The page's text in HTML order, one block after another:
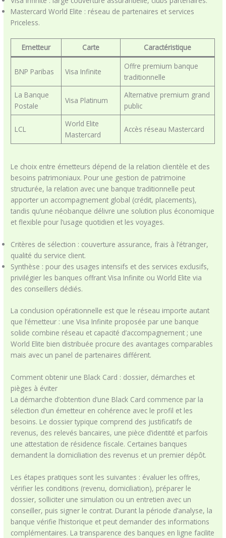
Mastercard World Elite : réseau de partenaires et services
Priceless.
Emetteur Carte Caractéristique
BNP Paribas Visa Infinite
Offre premium banque
traditionnelle
La Banque
Postale
Visa Platinum
Alternative premium grand
public
LCL
World Elite
Mastercard
Accès réseau Mastercard
Le choix entre émetteurs dépend de la relation clientèle et des
besoins patrimoniaux. Pour une gestion de patrimoine
structurée, la relation avec une banque traditionnelle peut
apporter un accompagnement global (crédit, placements),
tandis qu’une néobanque délivre une solution plus économique
et flexible pour l’usage quotidien et les voyages.
Critères de sélection : couverture assurance, frais à l’étranger,
qualité du service client.
Synthèse : pour des usages intensifs et des services exclusifs,
privilégier les banques offrant Visa Infinite ou World Elite via
des conseillers dédiés.
La conclusion opérationnelle est que le réseau importe autant
que l’émetteur : une Visa Infinite proposée par une banque
solide combine réseau et capacité d’accompagnement ; une
World Elite bien distribuée procure des avantages comparables
mais avec un panel de partenaires différent.
Comment obtenir une Black Card : dossier, démarches et
pièges à éviter
La démarche d’obtention d’une Black Card commence par la
sélection d’un émetteur en cohérence avec le profil et les
besoins. Le dossier typique comprend des justificatifs de
revenus, des relevés bancaires, une pièce d’identité et parfois
une attestation de résidence fiscale. Certaines banques
demandent la domiciliation des revenus et un premier dépôt.
Les étapes pratiques sont les suivantes : évaluer les offres,
vérifier les conditions (revenu, domiciliation), préparer le
dossier, solliciter une simulation ou un entretien avec un
conseiller, puis signer le contrat. Durant la période d’analyse, la
banque vérifie l’historique et peut demander des informations
complémentaires. La transparence des banques en ligne facilite